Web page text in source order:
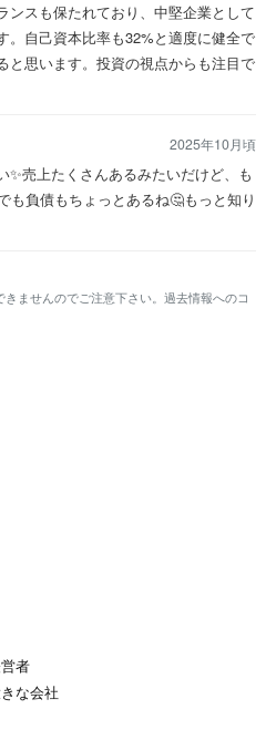
ンスも保たれており、中堅企業として
。自己資本比率も32%と適度に健全で
と思います。投資の視点からも注目で
2025年10月頃
✨売上たくさんあるみたいだけど、も
も負債もちょっとあるね🤔もっと知り
ませんのでご注意下さい。過去情報へのコ
者
な会社